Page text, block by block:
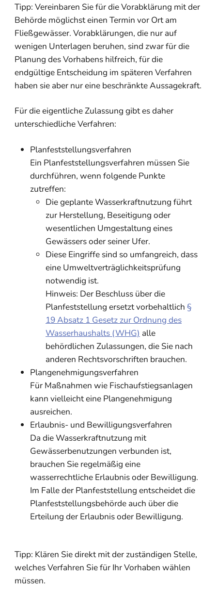
Tipp: Vereinbaren Sie für die Vorabklärung mit der
Behörde möglichst einen Termin vor Ort am
Fließgewässer. Vorabklärungen, die nur auf
wenigen Unterlagen beruhen, sind zwar für die
Planung des Vorhabens hilfreich, für die
endgültige Entscheidung im späteren Verfahren
haben sie aber nur eine beschränkte Aussagekraft.
Für die eigentliche Zulassung gibt es daher
unterschiedliche Verfahren:
Planfeststellungsverfahren
Ein Planfeststellungsverfahren müssen Sie
durchführen, wenn folgende Punkte
zutreffen:
Die geplante Wasserkraftnutzung führt
zur Herstellung, Beseitigung oder
wesentlichen Umgestaltung eines
Gewässers oder seiner Ufer.
Diese Eingriffe sind so umfangreich, dass
eine Umweltverträglichkeitsprüfung
notwendig ist.
Hinweis: Der Beschluss über die
Planfeststellung ersetzt vorbehaltlich §
19 Absatz 1 Gesetz zur Ordnung des
Wasserhaushalts (WHG) alle
behördlichen Zulassungen, die Sie nach
anderen Rechtsvorschriften brauchen.
Plangenehmigungsverfahren
Für Maßnahmen wie Fischaufstiegsanlagen
kann vielleicht eine Plangenehmigung
ausreichen.
Erlaubnis- und Bewilligungsverfahren
Da die Wasserkraftnutzung mit
Gewässerbenutzungen verbunden ist,
brauchen Sie regelmäßig eine
wasserrechtliche Erlaubnis oder Bewilligung.
Im Falle der Planfeststellung entscheidet die
Planfeststellungsbehörde auch über die
Erteilung der Erlaubnis oder Bewilligung.
Tipp: Klären Sie direkt mit der zuständigen Stelle,
welches Verfahren Sie für Ihr Vorhaben wählen
müssen.